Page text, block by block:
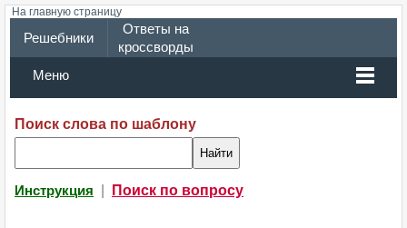
На главную страницу
Решебники
Ответы на
кроссворды
Меню
Поиск слова по шаблону
Инструкция Поиск по вопросу